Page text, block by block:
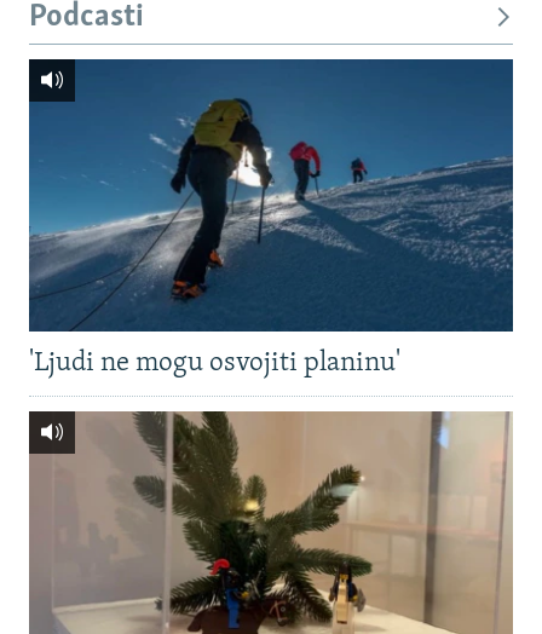
Podcasti
'Ljudi ne mogu osvojiti planinu'